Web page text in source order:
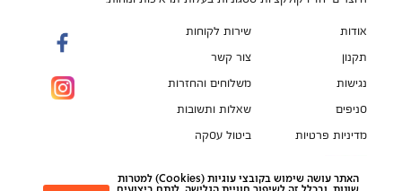
אודות
תקנון
נגישות
סניפים
מדיניות פרטיות
pci
שירות לקוחות
צור קשר
משלוחים והחזרות
שאלות ותשובות
ביטול עסקה
הספה המושלמת מחכה לך!
האתר עושה שימוש בקובצי עוגיות (Cookies) למטרות